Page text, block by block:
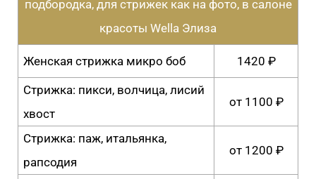
подбородка, для стрижек как на фото, в салоне
красоты Wella Элиза
Женская стрижка микро боб 1420 ₽
Стрижка: пикси, волчица, лисий
хвост
от 1100 ₽
Стрижка: паж, итальянка,
рапсодия
от 1200 ₽